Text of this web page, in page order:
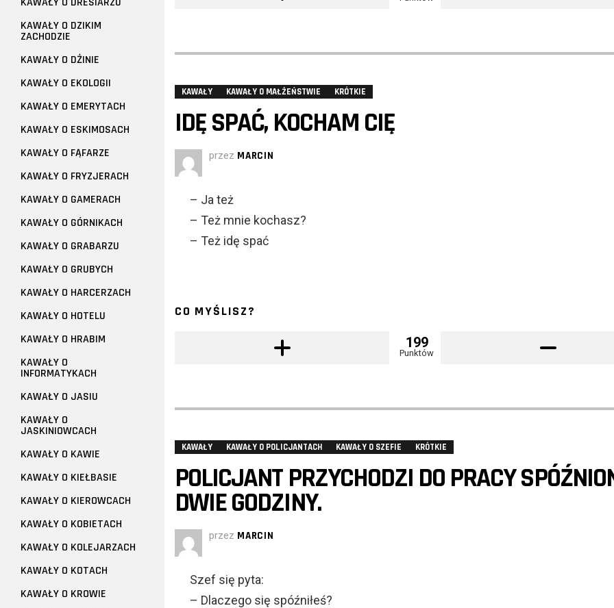
KAWAŁY KAWAŁY O MAŁŻEŃSTWIE KRÓTKIE
IDĘ SPAĆ, KOCHAM CIĘ
przez MARCIN
– Ja też
– Też mnie kochasz?
– Też idę spać
CO MYŚLISZ?
199
Punktów
KAWAŁY KAWAŁY O POLICJANTACH KAWAŁY O SZEFIE KRÓTKIE
POLICJANT PRZYCHODZI DO PRACY
DWIE GODZINY.
przez MARCIN
Szef się pyta:
– Dlaczego się spóźniłeś?
KAWAŁY O DZIKIM
ZACHODZIE
KAWAŁY O DŻINIE
KAWAŁY O EKOLOGII
KAWAŁY O EMERYTACH
KAWAŁY O ESKIMOSACH
KAWAŁY O FĄFARZE
KAWAŁY O FRYZJERACH
KAWAŁY O GAMERACH
KAWAŁY O GÓRNIKACH
KAWAŁY O GRABARZU
KAWAŁY O GRUBYCH
KAWAŁY O HARCERZACH
KAWAŁY O HOTELU
KAWAŁY O HRABIM
KAWAŁY O
INFORMATYKACH
KAWAŁY O JASIU
KAWAŁY O
JASKINIOWCACH
KAWAŁY O KAWIE
KAWAŁY O KIEŁBASIE
KAWAŁY O KIEROWCACH
KAWAŁY O KOBIETACH
KAWAŁY O KOLEJARZACH
KAWAŁY O KOTACH
KAWAŁY O KROWIE